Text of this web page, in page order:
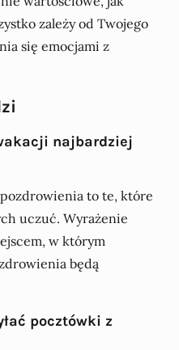
zależy od Twojego
się emocjami z
najbardziej
to te, które
uczuć. Wyrażenie
w którym
będą
pocztówki z